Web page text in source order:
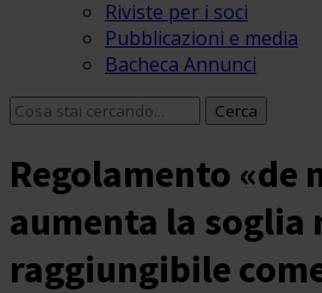
Riviste per i soci
Pubblicazioni e media
Bacheca Annunci
Regolamento «de
aumenta la soglia
raggiungibile